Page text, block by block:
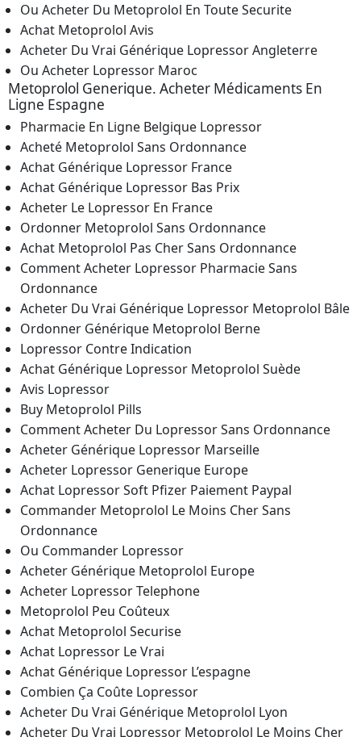
Ou Acheter Du Metoprolol En Toute Securite
Achat Metoprolol Avis
Acheter Du Vrai Générique Lopressor Angleterre
Ou Acheter Lopressor Maroc
Metoprolol Generique. Acheter Médicaments En
Ligne Espagne
Pharmacie En Ligne Belgique Lopressor
Acheté Metoprolol Sans Ordonnance
Achat Générique Lopressor France
Achat Générique Lopressor Bas Prix
Acheter Le Lopressor En France
Ordonner Metoprolol Sans Ordonnance
Achat Metoprolol Pas Cher Sans Ordonnance
Comment Acheter Lopressor Pharmacie Sans
Ordonnance
Acheter Du Vrai Générique Lopressor Metoprolol Bâle
Ordonner Générique Metoprolol Berne
Lopressor Contre Indication
Achat Générique Lopressor Metoprolol Suède
Avis Lopressor
Buy Metoprolol Pills
Comment Acheter Du Lopressor Sans Ordonnance
Acheter Générique Lopressor Marseille
Acheter Lopressor Generique Europe
Achat Lopressor Soft Pfizer Paiement Paypal
Commander Metoprolol Le Moins Cher Sans
Ordonnance
Ou Commander Lopressor
Acheter Générique Metoprolol Europe
Acheter Lopressor Telephone
Metoprolol Peu Coûteux
Achat Metoprolol Securise
Achat Lopressor Le Vrai
Achat Générique Lopressor L’espagne
Combien Ça Coûte Lopressor
Acheter Du Vrai Générique Metoprolol Lyon
Acheter Du Vrai Lopressor Metoprolol Le Moins Cher